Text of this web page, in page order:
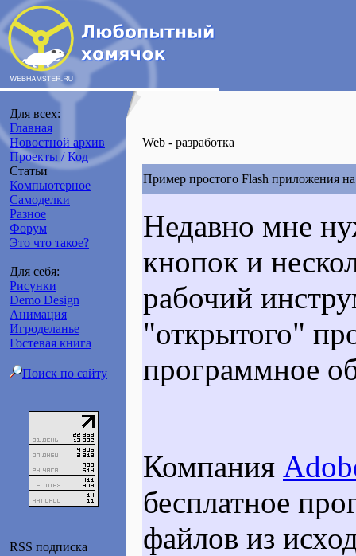
Для всех:
Главная
Новостной архив
Проекты / Код
Статьи
Компьютерное
Самоделки
Разное
Форум
Это что такое?
Для себя:
Рисунки
Demo Design
Анимация
Игроделанье
Гостевая книга
Поиск по сайту
RSS подписка
Web - разработка
Пример простого Flash приложения
Недавно мне
кнопок и
рабочий
"открытого"
программное
Компания
бесплатное
файлов из